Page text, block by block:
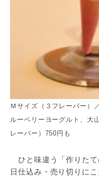
Ｍサイズ（３フレーバー
ルーベリーヨーグルト、大
レーバー）750円も
ひと味違う「作りたて
日仕込み・売り切りに